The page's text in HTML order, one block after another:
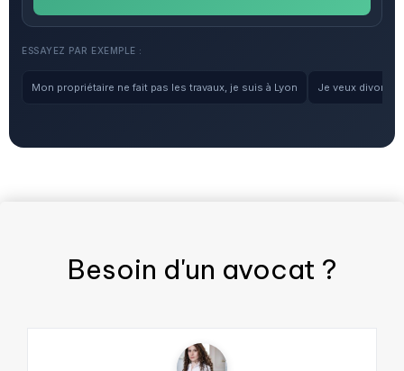
ESSAYEZ PAR EXEMPLE :
Mon propriétaire ne fait pas les travaux, je suis à Lyon Je veux
Besoin d'un avocat ?